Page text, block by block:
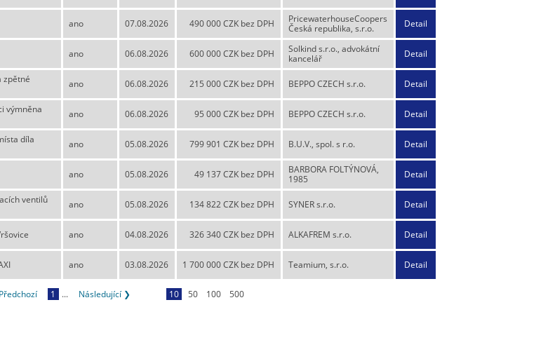
ano 07.08.2026 490 000 CZK bez DPH
PricewaterhouseCoopers
Česká republika, s.r.o.
Detail
ano 06.08.2026 600 000 CZK bez DPH
Solkind s.r.o., advokátní
kancelář
Detail
zpětné
ano 06.08.2026 215 000 CZK bez DPH BEPPO CZECH s.r.o. Detail
výmněna
ano 06.08.2026 95 000 CZK bez DPH BEPPO CZECH s.r.o. Detail
díla
ano 05.08.2026 799 901 CZK bez DPH B.U.V., spol. s r.o. Detail
ano 05.08.2026 49 137 CZK bez DPH
BARBORA FOLTÝNOVÁ,
1985
Detail
ventilů
ano 05.08.2026 134 822 CZK bez DPH SYNER s.r.o. Detail
ano 04.08.2026 326 340 CZK bez DPH ALKAFREM s.r.o. Detail
ano 03.08.2026 1 700 000 CZK bez DPH Teamium, s.r.o. Detail
1 ... Následující ❯ 10 50 100 500